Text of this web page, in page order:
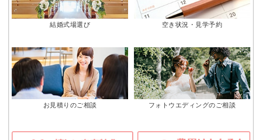
結婚式場選び 空き状況・見学予約
お見積りのご相談 フォトウエディングのご相談